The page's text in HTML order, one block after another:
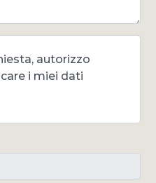
autorizzo
i miei dati